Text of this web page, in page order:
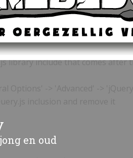
library include that comes after
en oud